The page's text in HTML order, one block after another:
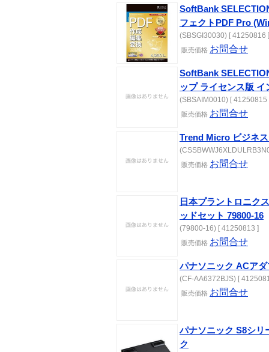
SoftBank
フェクトPDF Pro
(SBSGI30030) [ 41250816 ]
販売価格 お問合せ
SoftBank
ップ ライセンス版
(SBSAIM0010) [ 41250815
販売価格 お問合せ
Trend Micro ビジネ
販売価格 お問合せ
日本プラントロニク
ッドセット 79800-16
(79800-16) [ 41250813 ]
販売価格 お問合せ
パナソニック ACア
(CF-AA6372BJS) [
販売価格 お問合せ
パナソニック S8シリ
ク